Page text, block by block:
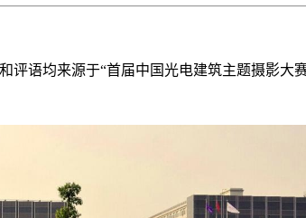
语均来源于“首届中国光电建筑主题摄影大